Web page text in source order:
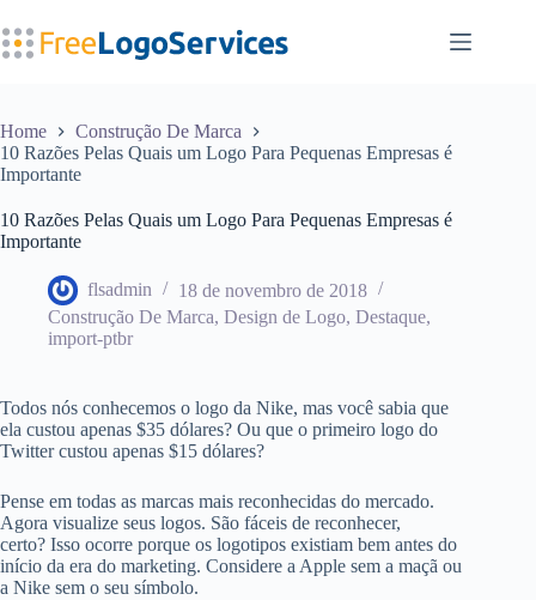
para
o
Home
Construção De Marca
10 Razões Pelas Quais um Logo Para Pequenas Empresas é
Importante
10 Razões Pelas Quais um Logo Para Pequenas Empresas é
Importante
flsadmin
18 de novembro de 2018
Construção De Marca, Design de Logo, Destaque,
import-ptbr
Todos nós conhecemos o logo da Nike, mas você sabia que
ela custou apenas $35 dólares? Ou que o primeiro logo do
Twitter custou apenas $15 dólares?
Pense em todas as marcas mais reconhecidas do mercado.
Agora visualize seus logos. São fáceis de reconhecer,
certo? Isso ocorre porque os logotipos existiam bem antes do
início da era do marketing. Considere a Apple sem a maçã ou
a Nike sem o seu símbolo.